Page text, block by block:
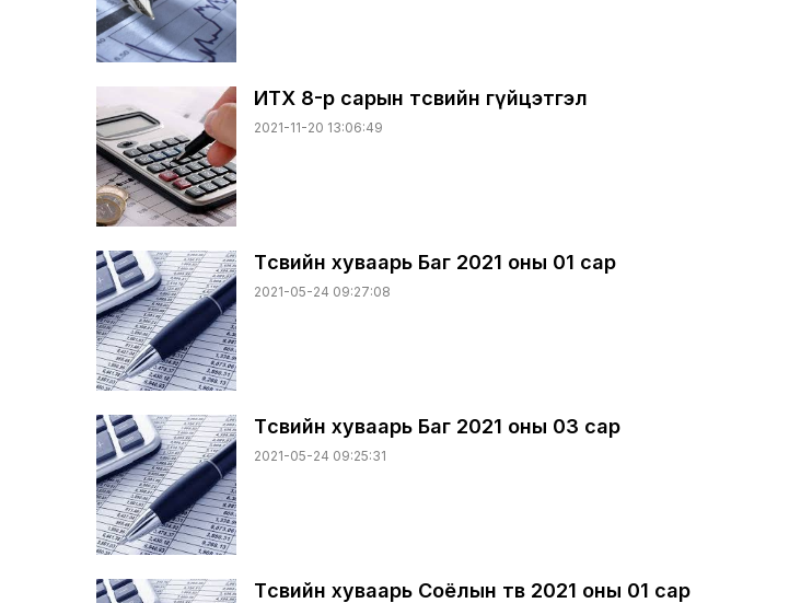
ИТХ 8-р сарын төсвийн гүйцэтгэл
2021-11-20 13:06:49
Төсвийн хуваарь Баг 2021 оны 01 сар
2021-05-24 09:27:08
Төсвийн хуваарь Баг 2021 оны 03 сар
2021-05-24 09:25:31
Төсвийн хуваарь Соёлын төв 2021 оны 01 сар